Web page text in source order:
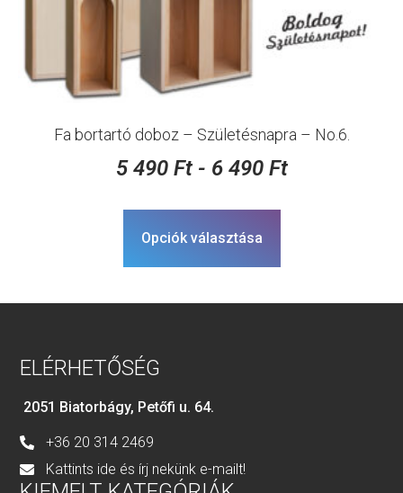
Fa bortartó doboz – Születésnapra – No.6.
5 490 Ft- 6 490 Ft
Opciók választása
ELÉRHETŐSÉG
2051 Biatorbágy, Petőfi u. 64.
+36 20 314 2469
Kattints ide és írj nekünk e-mailt!